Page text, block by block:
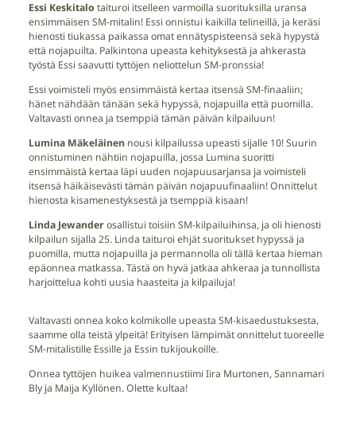
Essi Keskitalo taituroi itselleen varmoilla suorituksilla uransa
ensimmäisen SM-mitalin! Essi onnistui kaikilla telineillä, ja keräsi
hienosti tiukassa paikassa omat ennätyspisteensä sekä hypystä
että nojapuilta. Palkintona upeasta kehityksestä ja ahkerasta
työstä Essi saavutti tyttöjen neliottelun SM-pronssia!
Essi voimisteli myös ensimmäistä kertaa itsensä SM-finaaliin;
hänet nähdään tänään sekä hypyssä, nojapuilla että puomilla.
Valtavasti onnea ja tsemppiä tämän päivän kilpailuun!
Lumina Mäkeläinen nousi kilpailussa upeasti sijalle 10! Suurin
onnistuminen nähtiin nojapuilla, jossa Lumina suoritti
ensimmäistä kertaa läpi uuden nojapuusarjansa ja voimisteli
itsensä häikäisevästi tämän päivän nojapuufinaaliin! Onnittelut
hienosta kisamenestyksestä ja tsemppiä kisaan!
Linda Jewanderosallistui toisiin SM-kilpailuihinsa, ja oli hienosti
kilpailun sijalla 25. Linda taituroi ehjät suoritukset hypyssä ja
puomilla, mutta nojapuilla ja permannolla oli tällä kertaa hieman
epäonnea matkassa. Tästä on hyvä jatkaa ahkeraa ja tunnollista
harjoittelua kohti uusia haasteita ja kilpailuja!
Valtavasti onnea koko kolmikolle upeasta SM-kisaedustuksesta,
saamme olla teistä ylpeitä! Erityisen lämpimät onnittelut tuoreelle
SM-mitalistille Essille ja Essin tukijoukoille.
Onnea tyttöjen huikea valmennustiimi Iira Murtonen, Sannamari
Bly ja Maija Kyllönen. Olette kultaa!